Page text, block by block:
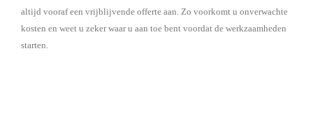
altijd vooraf een vrijblijvende offerte aan. Zo voorkomt u onverwachte
kosten en weet u zeker waar u aan toe bent voordat de werkzaamheden
starten.